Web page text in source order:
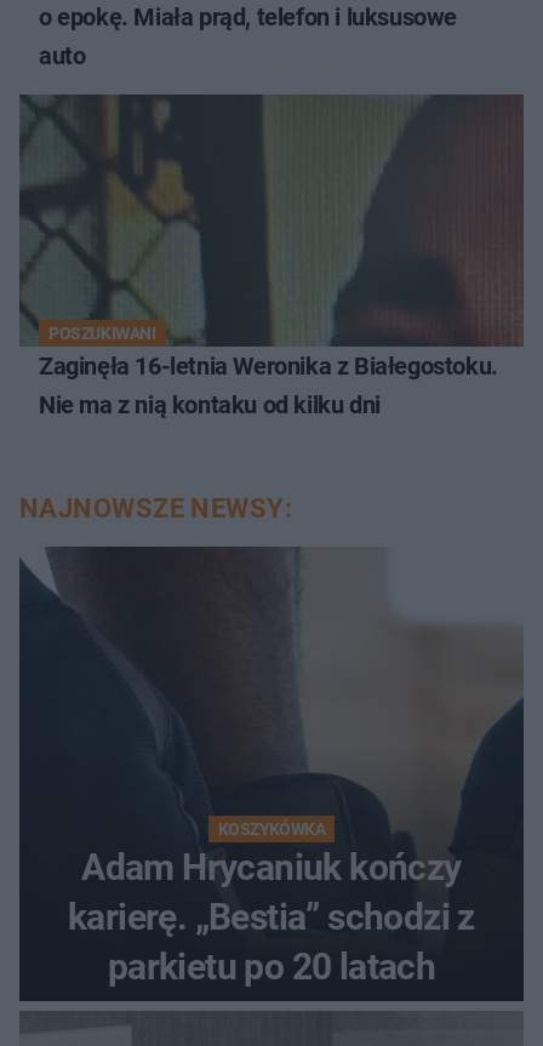
o epokę. Miała prąd, telefon i luksusowe
auto
POSZUKIWANI
Zaginęła 16-letnia Weronika z Białegostoku.
Nie ma z nią kontaku od kilku dni
NAJNOWSZE NEWSY:
KOSZYKÓWKA
Adam Hrycaniuk kończy
karierę. „Bestia” schodzi z
parkietu po 20 latach